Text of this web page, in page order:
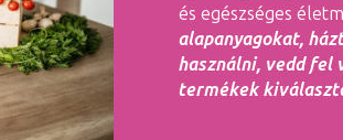
és egészséges
alapanyagokat,
használni, vedd fel
termékek